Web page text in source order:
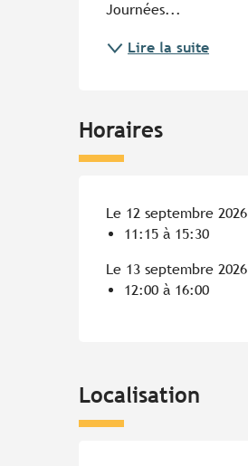
Journées...
Lire la suite
Horaires
Le 12 septembre 2026
11:15 à 15:30
Le 13 septembre 2026
12:00 à 16:00
Localisation